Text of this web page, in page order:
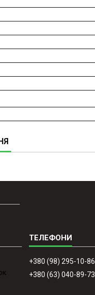
+380 (98) 295-10-86
+380 (63) 040-89-73